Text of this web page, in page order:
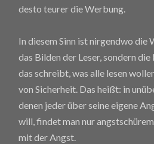
desto teurer die Werbung.
In diesem Sinn ist nirgendwo die
das Bilden der Leser, sondern
das schreibt, was alle lesen
von Sicherheit. Das heißt: in
denen jeder über seine eigene
will, findet man nur
mit der Angst.